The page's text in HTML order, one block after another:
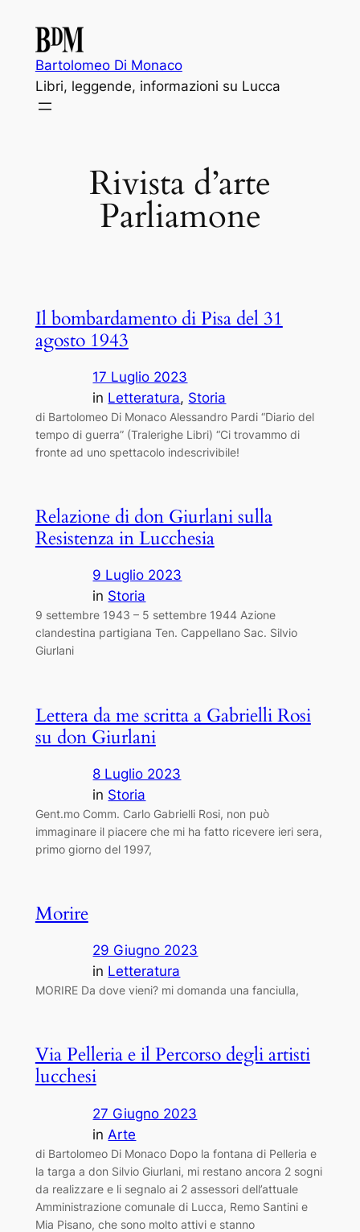
contenuto
Bartolomeo Di Monaco
Libri, leggende, informazioni su Lucca
Rivista d’arte
Parliamone
Il bombardamento di Pisa del 31
agosto 1943
17 Luglio 2023
in Letteratura, Storia
di Bartolomeo Di Monaco Alessandro Pardi “Diario del
tempo di guerra” (Tralerighe Libri) “Ci trovammo di
fronte ad uno spettacolo indescrivibile!
Relazione di don Giurlani sulla
Resistenza in Lucchesia
9 Luglio 2023
in Storia
9 settembre 1943 – 5 settembre 1944 Azione
clandestina partigiana Ten. Cappellano Sac. Silvio
Giurlani
Lettera da me scritta a Gabrielli Rosi
su don Giurlani
8 Luglio 2023
in Storia
Gent.mo Comm. Carlo Gabrielli Rosi, non può
immaginare il piacere che mi ha fatto ricevere ieri sera,
primo giorno del 1997,
Morire
29 Giugno 2023
in Letteratura
MORIRE Da dove vieni? mi domanda una fanciulla,
Via Pelleria e il Percorso degli artisti
lucchesi
27 Giugno 2023
in Arte
di Bartolomeo Di Monaco Dopo la fontana di Pelleria e
la targa a don Silvio Giurlani, mi restano ancora 2 sogni
da realizzare e li segnalo ai 2 assessori dell’attuale
Amministrazione comunale di Lucca, Remo Santini e
Mia Pisano, che sono molto attivi e stanno